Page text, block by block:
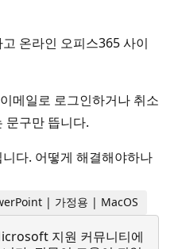
온라인 오피스365 사이
메일로 로그인하거나 취소
문구만 뜹니다.
다. 어떻게 해결해야하나
| 가정용 | MacOS
지원 커뮤니티에